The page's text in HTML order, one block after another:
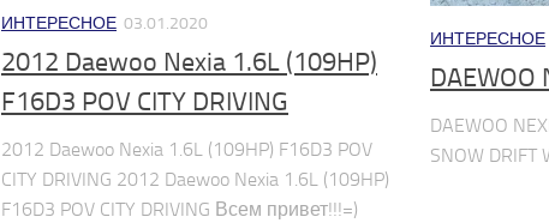
ИНТЕРЕСНОЕ 03.01.2020
2012 Daewoo Nexia 1.6L (109HP)
F16D3 POV CITY DRIVING
2012 Daewoo Nexia 1.6L (109HP) F16D3 POV
CITY DRIVING 2012 Daewoo Nexia 1.6L (109HP)
F16D3 POV CITY DRIVING Всем привет!!!=)
ИНТЕРЕСНОЕ
DAEWOO
DAEWOO
SNOW DRIFT